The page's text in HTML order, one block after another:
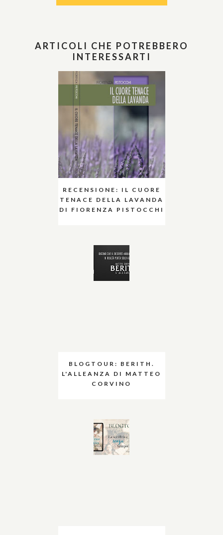
ARTICOLI CHE POTREBBERO
INTERESSARTI
RECENSIONE: IL CUORE
TENACE DELLA LAVANDA
DI FIORENZA PISTOCCHI
BLOGTOUR: BERITH.
L'ALLEANZA DI MATTEO
CORVINO